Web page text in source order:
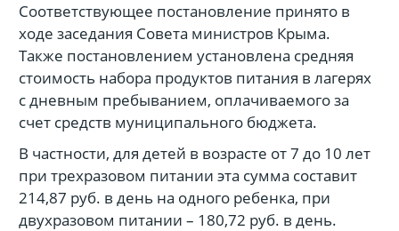
Соответствующее постановление принято в
ходе заседания Совета министров Крыма.
Также постановлением установлена средняя
стоимость набора продуктов питания в лагерях
с дневным пребыванием, оплачиваемого за
счет средств муниципального бюджета.
В частности, для детей в возрасте от 7 до 10 лет
при трехразовом питании эта сумма составит
214,87 руб. в день на одного ребенка, при
двухразовом питании – 180,72 руб. в день.